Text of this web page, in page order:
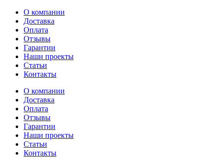
Перейти
содержимому
О компании
Доставка
Оплата
Отзывы
Гарантии
Наши проекты
Статьи
Контакты
О компании
Доставка
Оплата
Отзывы
Гарантии
Наши проекты
Статьи
Контакты